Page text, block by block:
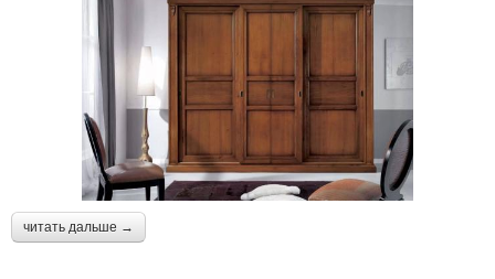
читать дальше →